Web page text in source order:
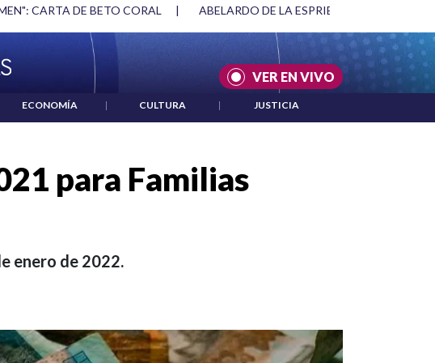
DE LA ESPRIELLA Y DMG | ACUERDOS ENTRE ESTADOS UNIDOS E
VER EN VIVO
ECONOMÍA | CULTURA | JUSTICIA
para Familias
enero de 2022.